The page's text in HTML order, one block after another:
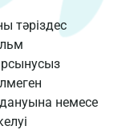
тәріздес
немесе